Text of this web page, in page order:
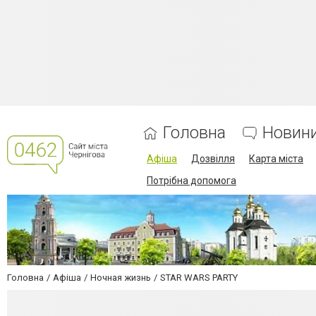
Головна
Афіша Дозвілля
Карта міста
Потрібна допомога
Головна Афіша Ночная жизнь STAR WARS PARTY